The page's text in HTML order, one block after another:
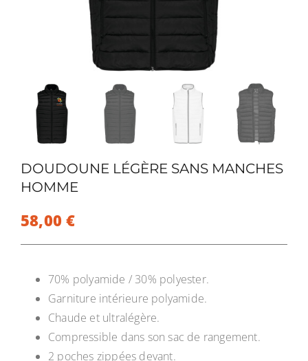
DOUDOUNE LÉGÈRE SANS MANCHES
HOMME
58,00€
70% polyamide / 30% polyester.
Garniture intérieure polyamide.
Chaude et ultralégère.
Compressible dans son sac de rangement.
2 poches zippées devant.